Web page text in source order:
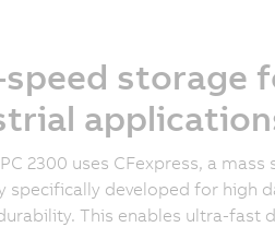
storage
2300 uses CFexpress, a mass
specifically developed for high
This enables ultra-fast